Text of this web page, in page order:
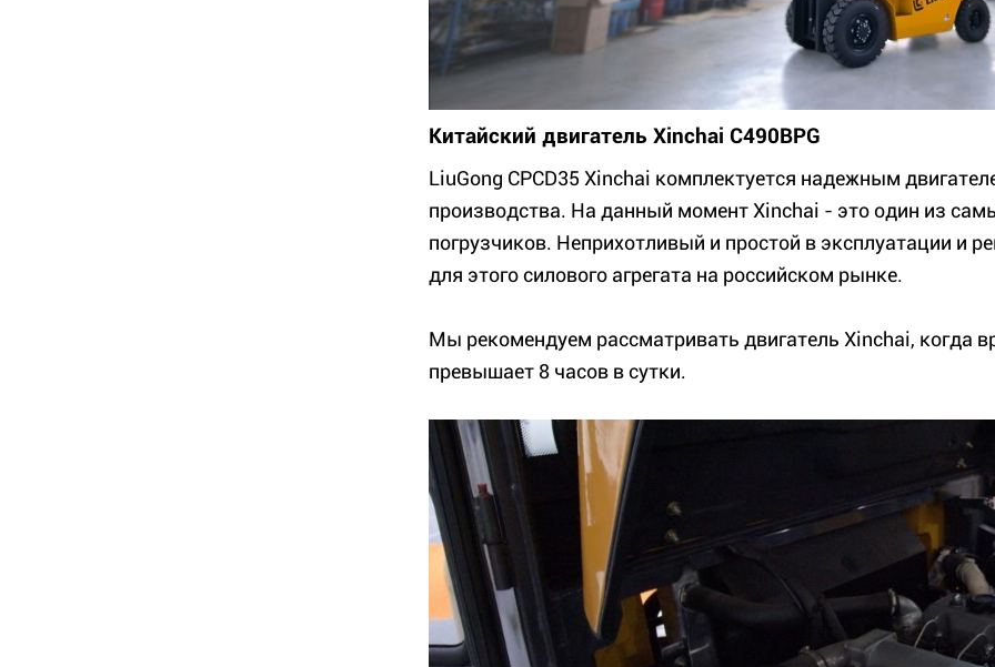
Китайский двигатель Xinchai C490BPG
LiuGong CPCD35 Xinchai комплектуется надежным
производства. На данный момент Xinchai - это один из
погрузчиков. Неприхотливый и простой в эксплуатации и
для этого силового агрегата на российском рынке.
Мы рекомендуем рассматривать двигатель Xinchai, когда
превышает 8 часов в сутки.